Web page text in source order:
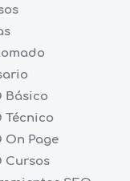
Básico
Técnico
On Page
Cursos